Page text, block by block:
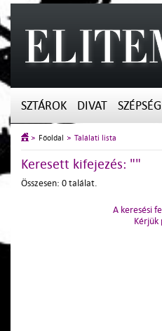
SZTÁROK DIVAT SZÉPSÉG
Főoldal Találati lista
Keresett kifejezés: ""
Összesen: 0 találat.
A keresési
Kérjük